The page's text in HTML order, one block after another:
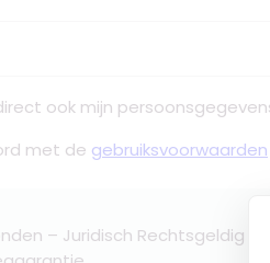
ook mijn
met de gebruiksvoorwaarden
– Juridisch Rechtsgeldig –